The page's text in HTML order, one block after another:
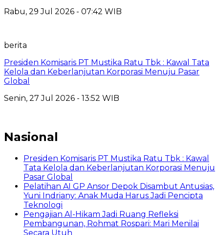
Rabu, 29 Jul 2026 - 07:42 WIB
berita
Presiden Komisaris PT Mustika Ratu Tbk : Kawal Tata
Kelola dan Keberlanjutan Korporasi Menuju Pasar
Global
Senin, 27 Jul 2026 - 13:52 WIB
Nasional
Presiden Komisaris PT Mustika Ratu Tbk : Kawal
Tata Kelola dan Keberlanjutan Korporasi Menuju
Pasar Global
Pelatihan AI GP Ansor Depok Disambut Antusias,
Yuni Indriany: Anak Muda Harus Jadi Pencipta
Teknologi
Pengajian Al-Hikam Jadi Ruang Refleksi
Pembangunan, Rohmat Rospari: Mari Menilai
Secara Utuh